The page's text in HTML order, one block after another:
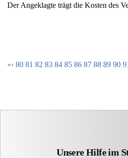
Der Angeklagte trägt die Kosten des
«‹ 80 81 82 83 84 85 86 87 88 89 90
Unsere Hilfe im